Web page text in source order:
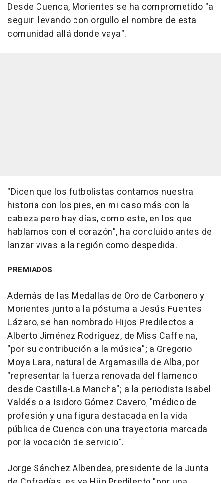
Desde Cuenca, Morientes se ha comprometido "a
seguir llevando con orgullo el nombre de esta
comunidad allá donde vaya".
"Dicen que los futbolistas contamos nuestra
historia con los pies, en mi caso más con la
cabeza pero hay días, como este, en los que
hablamos con el corazón", ha concluido antes de
lanzar vivas a la región como despedida.
PREMIADOS
Además de las Medallas de Oro de Carbonero y
Morientes junto a la póstuma a Jesús Fuentes
Lázaro, se han nombrado Hijos Predilectos a
Alberto Jiménez Rodríguez, de Miss Caffeina,
"por su contribución a la música"; a Gregorio
Moya Lara, natural de Argamasilla de Alba, por
"representar la fuerza renovada del flamenco
desde Castilla-La Mancha"; a la periodista Isabel
Valdés o a Isidoro Gómez Cavero, "médico de
profesión y una figura destacada en la vida
pública de Cuenca con una trayectoria marcada
por la vocación de servicio".
Jorge Sánchez Albendea, presidente de la Junta